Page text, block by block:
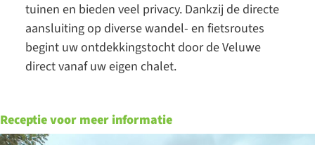
tuinen en bieden veel privacy. Dankzij de directe
aansluiting op diverse wandel- en fietsroutes
begint uw ontdekkingstocht door de Veluwe
direct vanaf uw eigen chalet.
Receptie voor meer informatie